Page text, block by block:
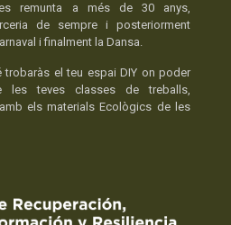
remunta a més de 30 anys,
de sempre i posteriorment
i finalment la Dansa.
el teu espai DIY on poder
les teves classes de treballs,
els materials Ecològics de les